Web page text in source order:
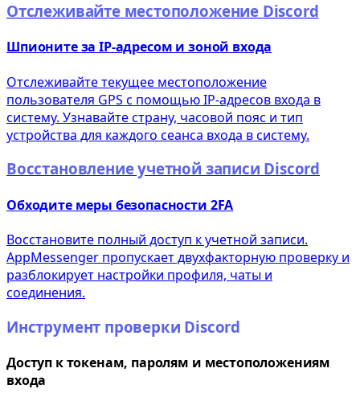
Отслеживайте местоположение Discord
Шпионите за IP-адресом и зоной входа
Отслеживайте текущее местоположение
пользователя GPS с помощью IP-адресов входа в
систему. Узнавайте страну, часовой пояс и тип
устройства для каждого сеанса входа в систему.
Восстановление учетной записи Discord
Обходите меры безопасности 2FA
Восстановите полный доступ к учетной записи.
AppMessenger пропускает двухфакторную проверку и
разблокирует настройки профиля, чаты и
соединения.
Инструмент проверки Discord
Доступ к токенам, паролям и местоположениям
входа